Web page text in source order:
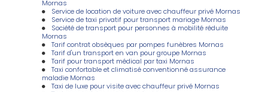
Mornas
Service de location de voiture avec chauffeur privé Mornas
Service de taxi privatif pour transport mariage Mornas
Société de transport pour personnes à mobilité réduite
Mornas
Tarif contrat obsèques par pompes funèbres Mornas
Tarif d'un transport en van pour groupe Mornas
Tarif pour transport médical par taxi Mornas
Taxi confortable et climatisé conventionné assurance
maladie Mornas
Taxi de luxe pour visite avec chauffeur privé Mornas